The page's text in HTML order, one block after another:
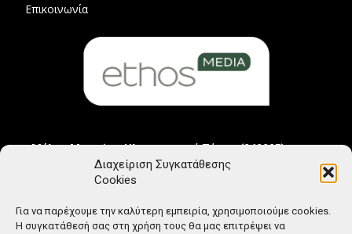
Διαχείριση Συγκατάθεσης
Cookies
Για να παρέχουμε την καλύτερη εμπειρία, χρησιμοποιούμε cookies.
Η συγκατάθεσή σας στη χρήση τους θα μας επιτρέψει να
Επικοινωνία
Μέλος Μητρώου Ηλεκτρονικού Τύπου (242225)